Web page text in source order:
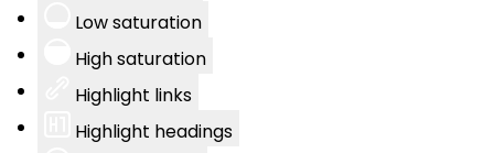
Low saturation
High saturation
Highlight links
Highlight headings